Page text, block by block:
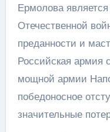
Ермолова
Отечественной
преданности и
Российская армия
мощной армии
победоносное
значительные